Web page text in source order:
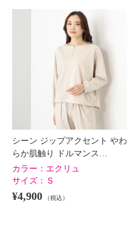
シーン ジップアクセント やわ
らか肌触り ドルマンス…
カラー： エクリュ
サイズ： Ｓ
¥4,900 （税込）